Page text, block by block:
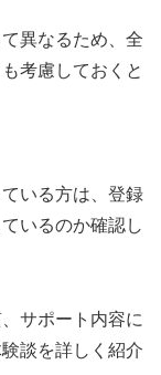
異なるため、全
考慮しておくと
いる方は、登録
いるのか確認し
サポート内容に
談を詳しく紹介